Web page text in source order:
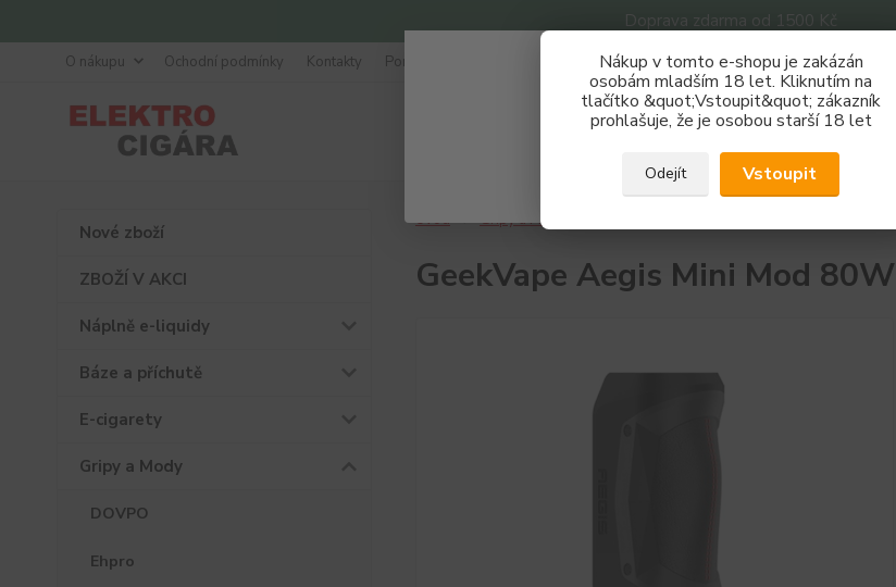
Doprava zdarma od 1500 Kč
Nákup v tomto e-shopu je zakázán
osobám mladším 18 let. Kliknutím na
tlačítko &quot;Vstoupit&quot; zákazník
prohlašuje, že je osobou starší 18 let
Odejít Vstoupit
O nákupu Ochodní podmínky Kontakty Poradna
Hledat
Nové zboží
ZBOŽÍ V AKCI
Náplně e-liquidy
Báze a příchutě
E-cigarety
Gripy a Mody
DOVPO
Ehpro
Úvod Gripy a Mody
GeekVape Aegis Mini Mod 80W
Získej slevu 3%
Zaregistruj se a nakupuj se slevou právě teď!
REGISTRAČNÍ FORMULÁŘ
Zavřít